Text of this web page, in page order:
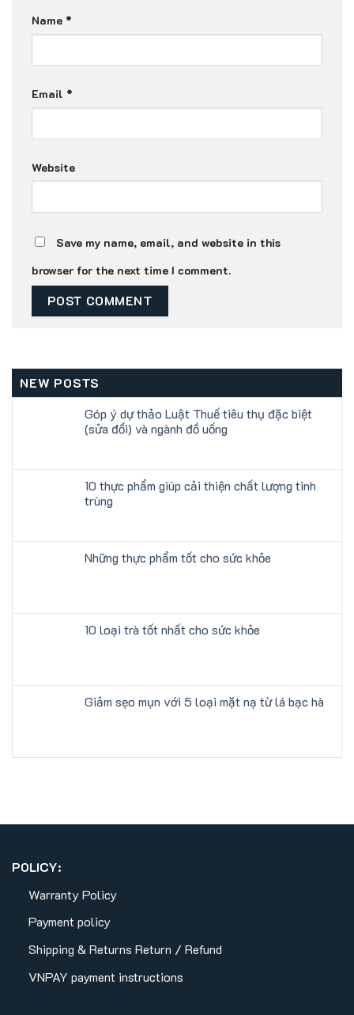
Name *
Email *
Website
Save my name, email, and website in this
browser for the next time I comment.
NEW POSTS
Góp ý dự thảo Luật Thuế tiêu thụ đặc biệt
(sửa đổi) và ngành đồ uống
10 thực phẩm giúp cải thiện chất lượng tinh
trùng
Những thực phẩm tốt cho sức khỏe
10 loại trà tốt nhất cho sức khỏe
Giảm sẹo mụn với 5 loại mặt nạ từ lá bạc hà
POLICY:
Warranty Policy
Payment policy
Shipping & Returns Return / Refund
VNPAY payment instructions